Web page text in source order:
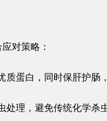
对策略：
质蛋白，同时保肝护肠
处理，避免传统化学杀